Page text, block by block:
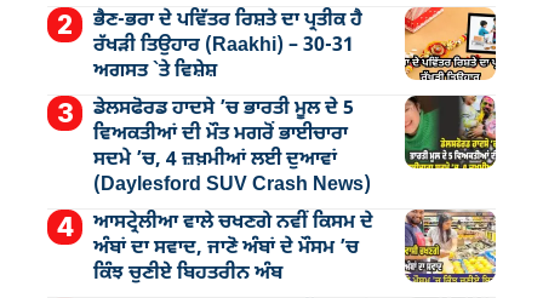
ਭੈਣ-ਭਰਾ ਦੇ ਪਵਿੱਤਰ ਰਿਸ਼ਤੇ ਦਾ ਪ੍ਰਤੀਕ ਹੈ
ਰੱਖੜੀ ਤਿਉਹਾਰ (Raakhi) – 30-31
ਅਗਸਤ `ਤੇ ਵਿਸ਼ੇਸ਼
ਡੇਲਸਫੋਰਡ ਹਾਦਸੇ ’ਚ ਭਾਰਤੀ ਮੂਲ ਦੇ 5
ਵਿਅਕਤੀਆਂ ਦੀ ਮੌਤ ਮਗਰੋਂ ਭਾਈਚਾਰਾ
ਸਦਮੇ ’ਚ, 4 ਜ਼ਖ਼ਮੀਆਂ ਲਈ ਦੁਆਵਾਂ
(Daylesford SUV Crash News)
ਆਸਟ੍ਰੇਲੀਆ ਵਾਲੇ ਚਖਣਗੇ ਨਵੀਂ ਕਿਸਮ ਦੇ
ਅੰਬਾਂ ਦਾ ਸਵਾਦ, ਜਾਣੋ ਅੰਬਾਂ ਦੇ ਮੌਸਮ ’ਚ
ਕਿੰਝ ਚੁਣੀਏ ਬਿਹਤਰੀਨ ਅੰਬ